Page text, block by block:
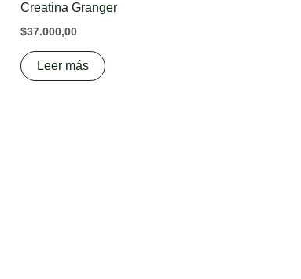
Creatina Granger
$37.000,00
Leer más